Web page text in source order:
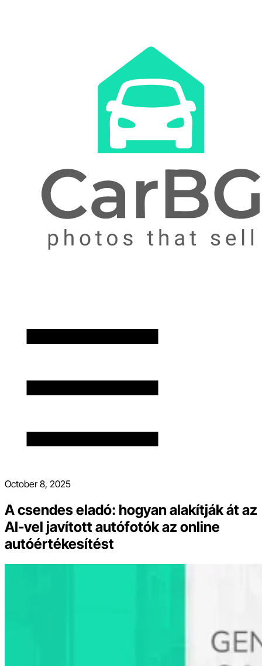
October 8, 2025
A csendes eladó: hogyan alakítják át az
AI-vel javított autófotók az online
autóértékesítést